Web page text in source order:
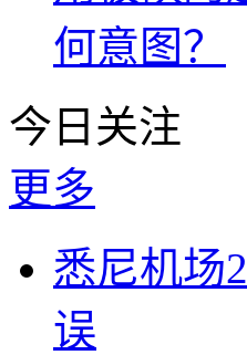
何意图？
今日关注
更多
悉尼机场
误